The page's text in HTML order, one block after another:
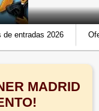
de entradas 2026
MADRID